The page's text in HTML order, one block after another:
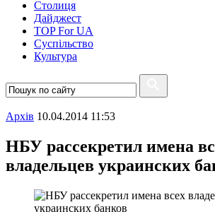
Столиця
Дайджест
TOP For UA
Суспiльство
Культура
Архiв 10.04.2014 11:53
НБУ рассекретил имена
владельцев украинских